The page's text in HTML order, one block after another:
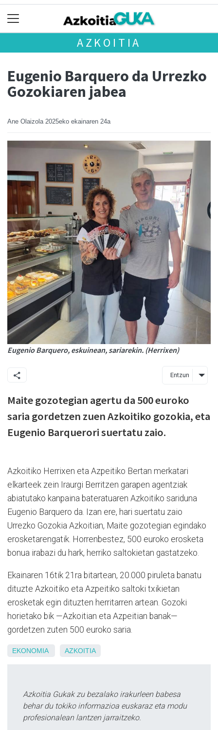
AZKOITIA
Eugenio Barquero da Urrezko
Gozokiaren jabea
Ane Olaizola 2025eko ekainaren 24a
Eugenio Barquero, eskuinean, sariarekin. (Herrixen)
Entzun
Maite gozotegian agertu da 500 euroko
saria gordetzen zuen Azkoitiko gozokia, eta
Eugenio Barquerori suertatu zaio.
Azkoitiko Herrixen eta Azpeitiko Bertan merkatari
elkarteek zein Iraurgi Berritzen garapen agentziak
abiatutako kanpaina bateratuaren Azkoitiko sariduna
Eugenio Barquero da. Izan ere, hari suertatu zaio
Urrezko Gozokia Azkoitian, Maite gozotegian egindako
erosketarengatik. Horrenbestez, 500 euroko erosketa
bonua irabazi du hark, herriko saltokietan gastatzeko.
Ekainaren 16tik 21ra bitartean, 20.000 piruleta banatu
dituzte Azkoitiko eta Azpeitiko saltoki txikietan
erosketak egin dituzten herritarren artean. Gozoki
horietako bik —Azkoitian eta Azpeitian banak—
gordetzen zuten 500 euroko saria.
EKONOMIA AZKOITIA
Azkoitia Gukak zu bezalako irakurleen babesa
behar du tokiko informazioa euskaraz eta modu
profesionalean lantzen jarraitzeko.